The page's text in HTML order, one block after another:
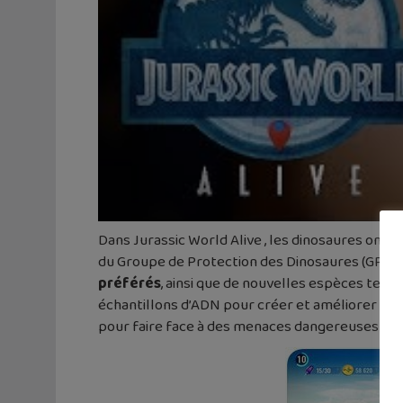
Dans Jurassic World Alive , les dinosaures
du Groupe de Protection des Dinosaures
préférés, ainsi que de nouvelles espèces
échantillons d’ADN pour créer et améliorer
pour faire face à des menaces dangereuses